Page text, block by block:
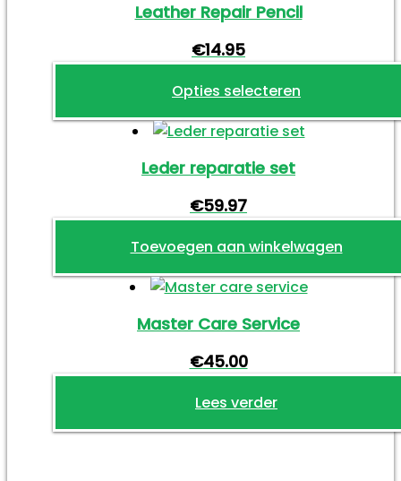
Deze
optie
kan
gekozen
op
productpagina
Leather Repair Pencil
€14.95
Opties selecteren
Dit
heeft
meerdere
variaties.
Deze
kan
worden
op
de
productpagina
Leder reparatie set
€59.97
Toevoegen aan winkelwagen
Master Care Service
€45.00
Lees verder